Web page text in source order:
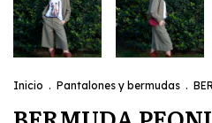
Inicio . Pantalones y bermudas .